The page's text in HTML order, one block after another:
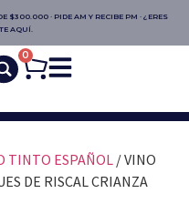
$300.000 · PIDE AM Y RECIBE PM · ¿ERES
AQUÍ.
0
TINTO ESPAÑOL / VINO
DE RISCAL CRIANZA